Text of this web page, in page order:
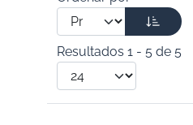
Resultados 1 - 5 de 5